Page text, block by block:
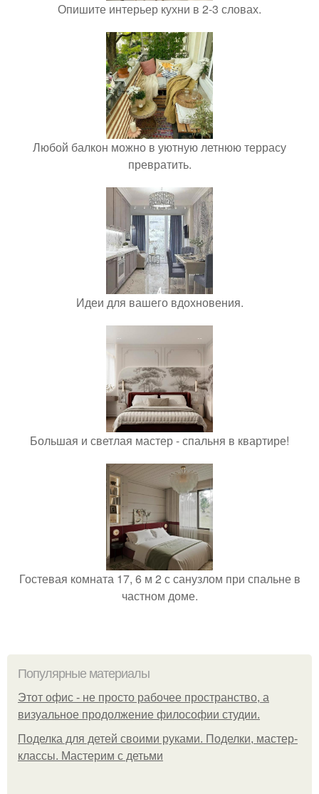
Опишите интерьер кухни в 2-3 словах.
Любой балкон можно в уютную летнюю террасу
превратить.
Идеи для вашего вдохновения.
Большая и светлая мастер - спальня в квартире!
Гостевая комната 17, 6 м 2 с санузлом при спальне в
частном доме.
Популярные материалы
Этот офис - не просто рабочее пространство, а
визуальное продолжение философии студии.
Поделка для детей своими руками. Поделки, мастер-
классы. Мастерим с детьми